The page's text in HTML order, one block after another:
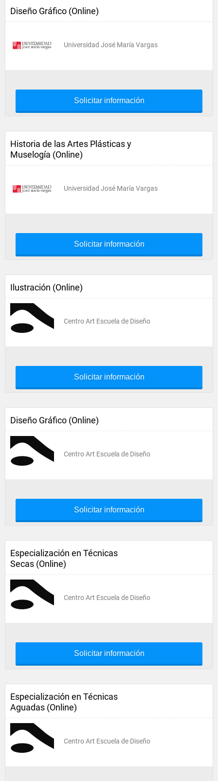
Diseño Gráfico (Online)
Universidad José María Vargas
Solicitar información
Historia de las Artes Plásticas y
Muselogía (Online)
Universidad José María Vargas
Solicitar información
Ilustración (Online)
Centro Art Escuela de Diseño
Solicitar información
Diseño Gráfico (Online)
Centro Art Escuela de Diseño
Solicitar información
Especialización en Técnicas
Secas (Online)
Centro Art Escuela de Diseño
Solicitar información
Especialización en Técnicas
Aguadas (Online)
Centro Art Escuela de Diseño